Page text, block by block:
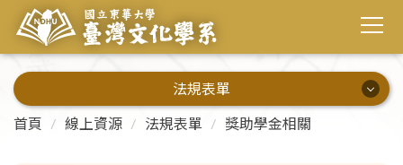
法規表單
法規表單
首頁 線上資源 法規表單 獎助學金相關